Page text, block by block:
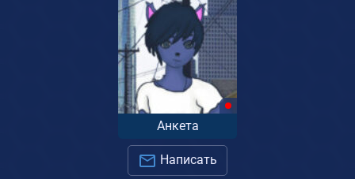
Анкета
Написать